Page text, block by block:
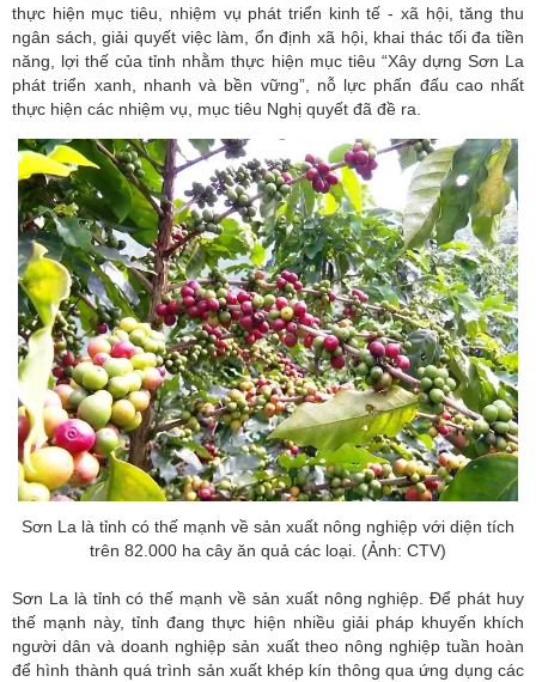
thực hiện mục tiêu, nhiệm vụ phát triển kinh tế - xã hội, tăng thu
ngân sách, giải quyết việc làm, ổn định xã hội, khai thác tối đa tiền
năng, lợi thế của tỉnh nhằm thực hiện mục tiêu “Xây dựng Sơn La
phát triển xanh, nhanh và bền vững”, nỗ lực phấn đấu cao nhất
thực hiện các nhiệm vụ, mục tiêu Nghị quyết đã đề ra.
Sơn La là tỉnh có thế mạnh về sản xuất nông nghiệp với diện tích
trên 82.000 ha cây ăn quả các loại. (Ảnh: CTV)
Sơn La là tỉnh có thế mạnh về sản xuất nông nghiệp. Để phát huy
thế mạnh này, tỉnh đang thực hiện nhiều giải pháp khuyến khích
người dân và doanh nghiệp sản xuất theo nông nghiệp tuần hoàn
để hình thành quá trình sản xuất khép kín thông qua ứng dụng các